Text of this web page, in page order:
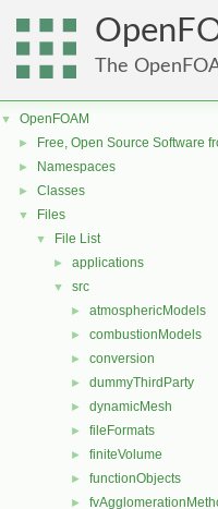
The
▼ OpenFOAM
► Free, Open Source Software
► Namespaces
► Classes
▼ Files
▼ File List
► applications
▼ src
► atmosphericModels
► combustionModels
► conversion
► dummyThirdParty
► dynamicMesh
► fileFormats
► finiteVolume
► functionObjects
►